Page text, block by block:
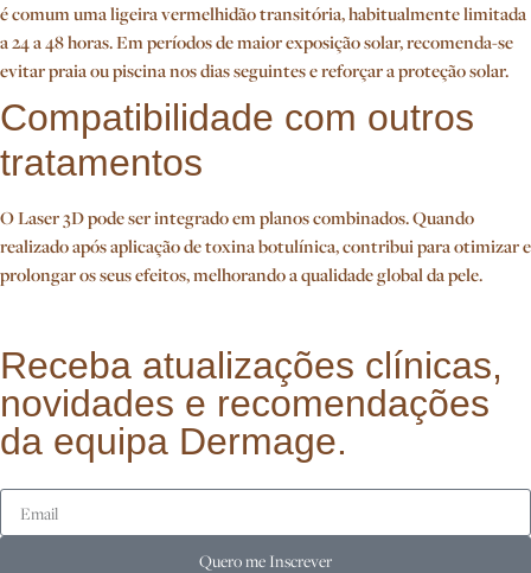
é comum uma ligeira vermelhidão transitória, habitualmente limitada
a 24 a 48 horas. Em períodos de maior exposição solar, recomenda-se
evitar praia ou piscina nos dias seguintes e reforçar a proteção solar.
Compatibilidade com outros
tratamentos
O Laser 3D pode ser integrado em planos combinados. Quando
realizado após aplicação de toxina botulínica, contribui para otimizar e
prolongar os seus efeitos, melhorando a qualidade global da pele.
Receba atualizações clínicas,
novidades e recomendações
da equipa Dermage.
Quero me Inscrever